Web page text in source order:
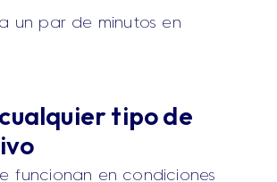
un par de minutos en
tipo de
funcionan en condiciones